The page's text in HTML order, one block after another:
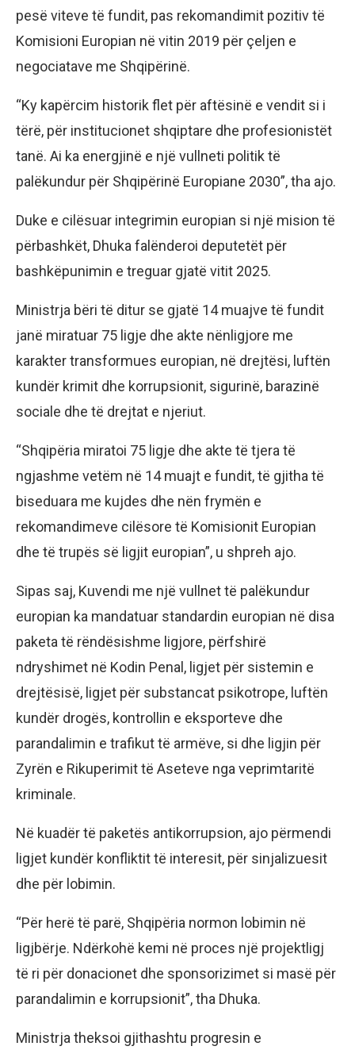
pesë viteve të fundit, pas rekomandimit pozitiv të
Komisioni Europian në vitin 2019 për çeljen e
negociatave me Shqipërinë.
“Ky kapërcim historik flet për aftësinë e vendit si i
tërë, për institucionet shqiptare dhe profesionistët
tanë. Ai ka energjinë e një vullneti politik të
palëkundur për Shqipërinë Europiane 2030”, tha ajo.
Duke e cilësuar integrimin europian si një mision të
përbashkët, Dhuka falënderoi deputetët për
bashkëpunimin e treguar gjatë vitit 2025.
Ministrja bëri të ditur se gjatë 14 muajve të fundit
janë miratuar 75 ligje dhe akte nënligjore me
karakter transformues europian, në drejtësi, luftën
kundër krimit dhe korrupsionit, sigurinë, barazinë
sociale dhe të drejtat e njeriut.
“Shqipëria miratoi 75 ligje dhe akte të tjera të
ngjashme vetëm në 14 muajt e fundit, të gjitha të
biseduara me kujdes dhe nën frymën e
rekomandimeve cilësore të Komisionit Europian
dhe të trupës së ligjit europian”, u shpreh ajo.
Sipas saj, Kuvendi me një vullnet të palëkundur
europian ka mandatuar standardin europian në disa
paketa të rëndësishme ligjore, përfshirë
ndryshimet në Kodin Penal, ligjet për sistemin e
drejtësisë, ligjet për substancat psikotrope, luftën
kundër drogës, kontrollin e eksporteve dhe
parandalimin e trafikut të armëve, si dhe ligjin për
Zyrën e Rikuperimit të Aseteve nga veprimtaritë
kriminale.
Në kuadër të paketës antikorrupsion, ajo përmendi
ligjet kundër konfliktit të interesit, për sinjalizuesit
dhe për lobimin.
“Për herë të parë, Shqipëria normon lobimin në
ligjbërje. Ndërkohë kemi në proces një projektligj
të ri për donacionet dhe sponsorizimet si masë për
parandalimin e korrupsionit”, tha Dhuka.
Ministrja theksoi gjithashtu progresin e